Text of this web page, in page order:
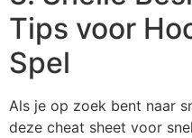
Tips voor
Spel
Als je op zoek bent naar
deze cheat sheet voor